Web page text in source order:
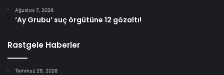
Ağustos 7, 2026
‘Ay Grubu’ suç örgütüne 12 gözaltı!
Rastgele Haberler
Temmuz 29, 2026